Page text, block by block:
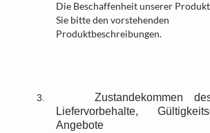
Die Beschaffenheit unserer
Sie bitte den vorstehenden
Produktbeschreibungen.
3.
Zustandekommen
Liefervorbehalte,
Angebote